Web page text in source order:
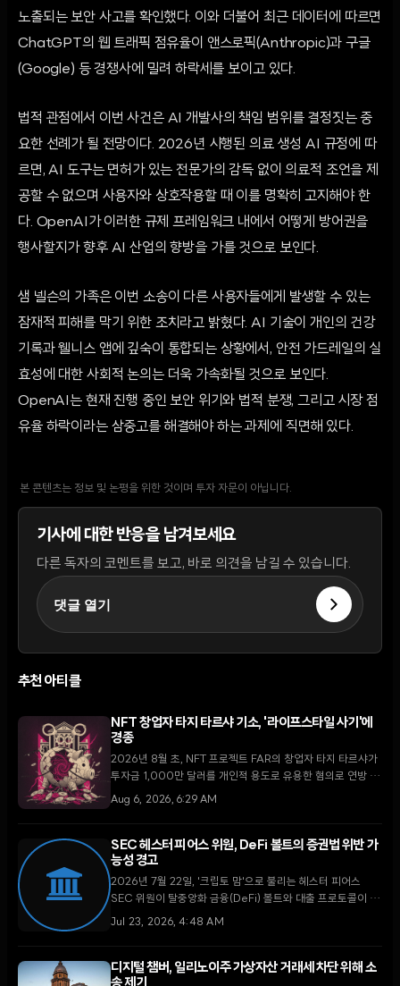
노출되는 보안 사고를 확인했다. 이와 더불어 최근 데이터에 따르면
ChatGPT의 웹 트래픽 점유율이 앤스로픽(Anthropic)과 구글
(Google) 등 경쟁사에 밀려 하락세를 보이고 있다.
법적 관점에서 이번 사건은 AI 개발사의 책임 범위를 결정짓는 중
요한 선례가 될 전망이다. 2026년 시행된 의료 생성 AI 규정에 따
르면, AI 도구는 면허가 있는 전문가의 감독 없이 의료적 조언을 제
공할 수 없으며 사용자와 상호작용할 때 이를 명확히 고지해야 한
다. OpenAI가 이러한 규제 프레임워크 내에서 어떻게 방어권을
행사할지가 향후 AI 산업의 향방을 가를 것으로 보인다.
샘 넬슨의 가족은 이번 소송이 다른 사용자들에게 발생할 수 있는
잠재적 피해를 막기 위한 조치라고 밝혔다. AI 기술이 개인의 건강
기록과 웰니스 앱에 깊숙이 통합되는 상황에서, 안전 가드레일의 실
효성에 대한 사회적 논의는 더욱 가속화될 것으로 보인다.
OpenAI는 현재 진행 중인 보안 위기와 법적 분쟁, 그리고 시장 점
유율 하락이라는 삼중고를 해결해야 하는 과제에 직면해 있다.
본 콘텐츠는 정보 및 논평을 위한 것이며 투자 자문이 아닙니다.
기사에 대한 반응을 남겨보세요
다른 독자의 코멘트를 보고, 바로 의견을 남길 수 있습니다.
댓글 열기
추천 아티클
NFT 창업자 타지 타르샤 기소, '라이프스타일 사기'에
경종
2026년 8월 초, NFT 프로젝트 FAR의 창업자 타지 타르샤가
투자금 1,000만 달러를 개인적 용도로 유용한 혐의로 연방 검
찰에 기소되었다. 이번 사건은 디지털 자산 시장의 투명성을 강
Aug 6, 2026, 6:29 AM
SEC 헤스터 피어스 위원, DeFi 볼트의 증권법 위반 가
능성 경고
2026년 7월 22일, '크립토 맘'으로 불리는 헤스터 피어스
SEC 위원이 탈중앙화 금융(DeFi) 볼트와 대출 프로토콜이 기
존 투자 펀드 및 자문사 규정에 해당할 수 있다고 경고하며 업
Jul 23, 2026, 4:48 AM
디지털 챔버, 일리노이주 가상자산 거래세 차단 위해 소